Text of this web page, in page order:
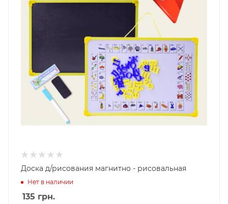
Доска д/рисования магнитно - рисовальная
Нет в наличии
135 грн.